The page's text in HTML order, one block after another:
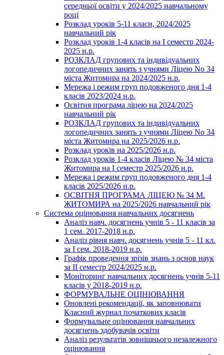
середньої освіти у 2024/2025 навчальному
році
Розклад уроків 5-11 класи, 2024/2025
навчальний рік
Розклад уроків 1-4 класів на І семестр 2024-
2025 н.р.
РОЗКЛАД групових та індивідуальних
логопедичних занять з учнями Ліцею No 34
міста Житомира на 2024/2025 н.р.
Мережа і режим груп подовженого дня 1-4
класів 2023/2024 н.р.
Освітня програма ліцею на 2024/2025
навчальний рік
РОЗКЛАД групових та індивідуальних
логопедичних занять з учнями Ліцею No 34
міста Житомира на 2025/2026 н.р.
Розклад уроків на 2025/2026 н.р.
Розклад уроків 1-4 класів Ліцею № 34 міста
Житомира на І семестр 2025/2026 н.р.
Мережа і режим груп подовженого дня 1-4
класів 2025/2026 н.р.
ОСВІТНЯ ПРОГРАМА ЛІЦЕЮ № 34 М.
ЖИТОМИРА на 2025/2026 навчальний рік
Система оцінювання навчальних досягнень
Аналіз навч. досягнень учнів 5 - 11 класів за
1 сем. 2017-2018 н.р.
Аналіз рівня навч. досягнень учнів 5 - 11 кл.
за І сем. 2018-2019 н.р.
Графік проведення зрізів знань з основ наук
за ІІ семестр 2024/2025 н.р.
Моніторинг навчальних досягнень учнів 5-11
класів у 2018-2019 н.р.
ФОРМУВАЛЬНЕ ОЦІНЮВАННЯ
Оновлені рекомендації, як заповнювати
Класний журнал початкових класів
Формувальне оцінювання навчальних
досягнень здобувачів освіти
Аналіз результатів зовнішнього незалежного
оцінювання